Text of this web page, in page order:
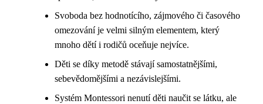
Svoboda bez hodnotícího, zájmového či časového
omezování je velmi silným elementem, který
mnoho dětí i rodičů oceňuje nejvíce.
Děti se díky metodě stávají samostatnějšími,
sebevědomějšími a nezávislejšími.
Systém Montessori nenutí děti naučit se látku, ale